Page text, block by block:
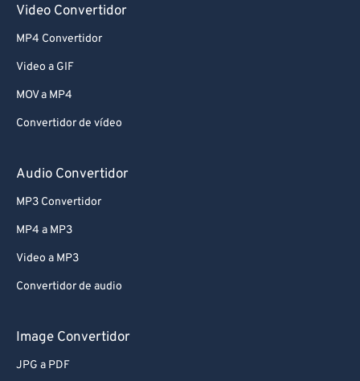
Video Convertidor
MP4 Convertidor
Video a GIF
MOV a MP4
Convertidor de vídeo
Audio Convertidor
MP3 Convertidor
MP4 a MP3
Video a MP3
Convertidor de audio
Image Convertidor
JPG a PDF